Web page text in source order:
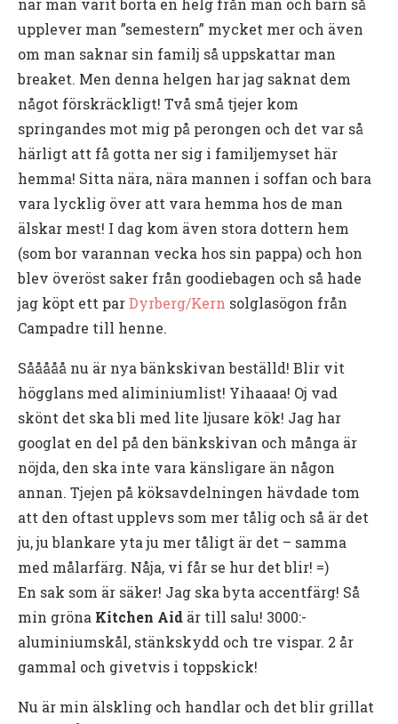
upplever man ”semestern” mycket mer och även
om man saknar sin familj så uppskattar man
breaket. Men denna helgen har jag saknat dem
något förskräckligt! Två små tjejer kom
springandes mot mig på perongen och det var så
härligt att få gotta ner sig i familjemyset här
hemma! Sitta nära, nära mannen i soffan och bara
vara lycklig över att vara hemma hos de man
älskar mest! I dag kom även stora dottern hem
(som bor varannan vecka hos sin pappa) och hon
blev överöst saker från goodiebagen och så hade
jag köpt ett parDyrberg/Kern solglasögon från
Campadre till henne.
Sååååå nu är nya bänkskivan beställd! Blir vit
högglans med aliminiumlist! Yihaaaa! Oj vad
skönt det ska bli med lite ljusare kök! Jag har
googlat en del på den bänkskivan och många är
nöjda, den ska inte vara känsligare än någon
annan. Tjejen på köksavdelningen hävdade tom
att den oftast upplevs som mer tålig och så är det
ju, ju blankare yta ju mer tåligt är det – samma
med målarfärg. Nåja, vi får se hur det blir! =)
En sak som är säker! Jag ska byta accentfärg! Så
min gröna Kitchen Aid är till salu! 3000:-
aluminiumskål, stänkskydd och tre vispar. 2 år
gammal och givetvis i toppskick!
Nu är min älskling och handlar och det blir grillat